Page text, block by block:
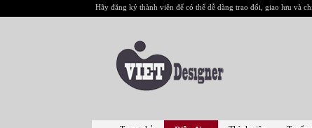
Hãy đăng ký thành viên để có thể dễ dàng trao đổi, giao lưu và